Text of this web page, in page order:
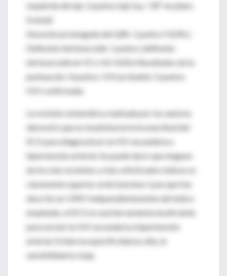
izquierda del eje: 2 puntos (eje izq. =30º en plano
frontal)
Duración prolongada del QRS: 1 punto (=0,09s.)
Deflexión intrinsecoide: 1 punto ( deflexión
intrinsecoide en V5 o V6=0,05s) Resultados de la
puntuación: 4 puntos: HVI probable; 5 puntos:
HVI confirmada.
La revisión sistemática realizada por los autores
demostró que es insatisfactoria la exactitud del
ECG para diagnosticar la HVI secundaria a
hipertensión arterial. Se puede decir que ninguno
de los más recientes y más sofisticados índices es
claramente superior al de Sokolow-Lyon que fue
descrito en 1949. Independientemente del índice
empleado, el ECG es una herramienta insuficiente
para excluir la HVI secundaria a hipertensión
arterial. Si bien la especificidad es alta, la
sensibilidad es baja.